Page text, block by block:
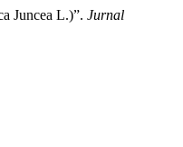
Juncea L.)”. Jurnal